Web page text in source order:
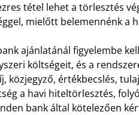
tétel lehet a törlesztés
mielőtt belemennénk a
ajánlatánál figyelembe
költségeit, és a
közjegyző, értékbecslés,
a havi hiteltörlesztés,
bank által kötelezően